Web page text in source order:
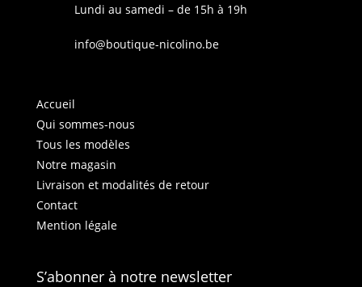
Lundi au samedi – de 15h à 19h
info@boutique-nicolino.be
Accueil
Qui sommes-nous
Tous les modèles
Notre magasin
Livraison et modalités de retour
Contact
Mention légale
S’abonner à notre newsletter